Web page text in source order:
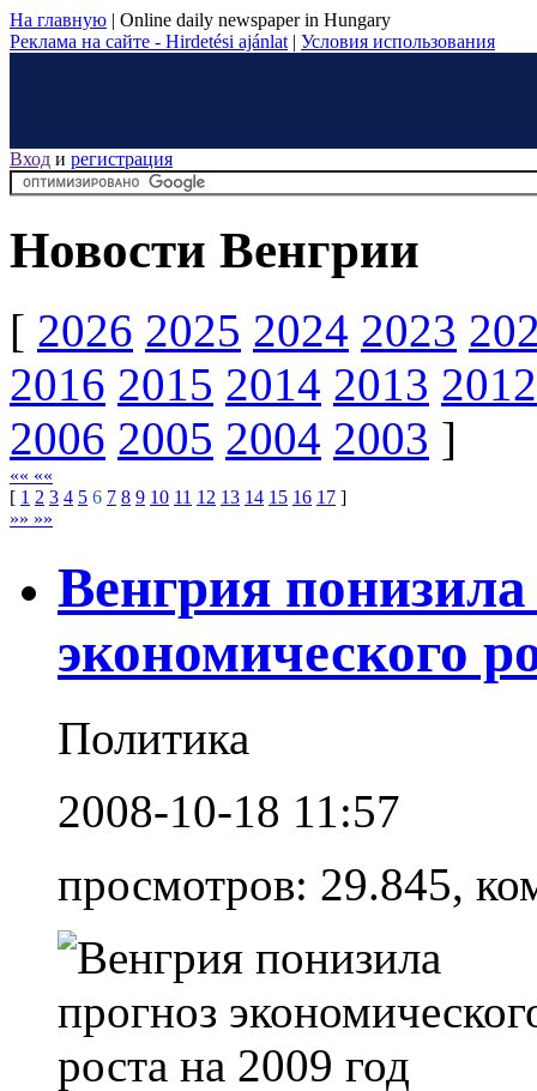
На главную | Online daily newspaper in Hungary
Реклама на сайте - Hirdetési ajánlat | Условия использования
Вход и регистрация
Новости Венгрии
[ 2026 2025 2024 2023
2016 2015 2014 2013 2012
2006 2005 2004 2003 ]
«« ««
[ 1 2 3 4 5 6 7 8 9 10 11 12 13 14 15 16 17 ]
»» »»
Венгрия понизила
экономического
Политика
2008-10-18 11:57
просмотров: 29.845,